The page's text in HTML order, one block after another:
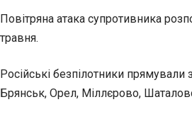
Повітряна атака супротивника
травня.
Російські безпілотники прямували
Брянськ, Орел, Міллєрово,